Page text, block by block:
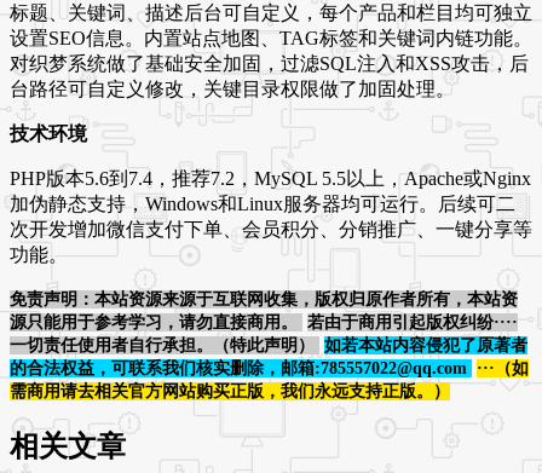
标题、关键词、描述后台可自定义，每个产品和栏目均可独立
设置SEO信息。内置站点地图、TAG标签和关键词内链功能。
对织梦系统做了基础安全加固，过滤SQL注入和XSS攻击，后
台路径可自定义修改，关键目录权限做了加固处理。
技术环境
PHP版本5.6到7.4，推荐7.2，MySQL 5.5以上，Apache或Nginx
加伪静态支持，Windows和Linux服务器均可运行。后续可二
次开发增加微信支付下单、会员积分、分销推广、一键分享等
功能。
免责声明：本站资源来源于互联网收集，版权归原作者所有，本站资
源只能用于参考学习，请勿直接商用。
若由于商用引起版权纠纷····
一切责任使用者自行承担。（特此声明）
如若本站内容侵犯了原著者
的合法权益，可联系我们核实删除，邮箱:785557022@qq.com
···（如
需商用请去相关官方网站购买正版，我们永远支持正版。）
相关文章